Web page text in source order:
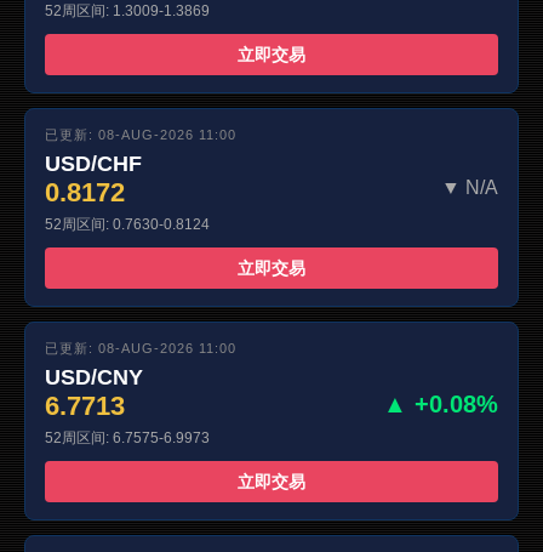
52周区间: 1.3009-1.3869
立即交易
已更新: 08-AUG-2026 11:00
USD/CHF
0.8172 ▼ N/A
52周区间: 0.7630-0.8124
立即交易
已更新: 08-AUG-2026 11:00
USD/CNY
6.7713 ▲ +0.08%
52周区间: 6.7575-6.9973
立即交易